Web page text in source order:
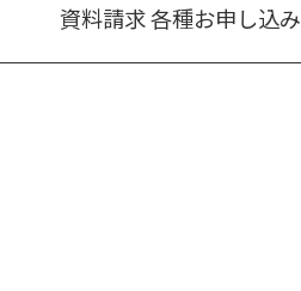
資料請求 各種お申し込み